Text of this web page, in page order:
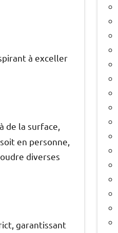
à exceller
de la surface,
en personne,
diverses
garantissant